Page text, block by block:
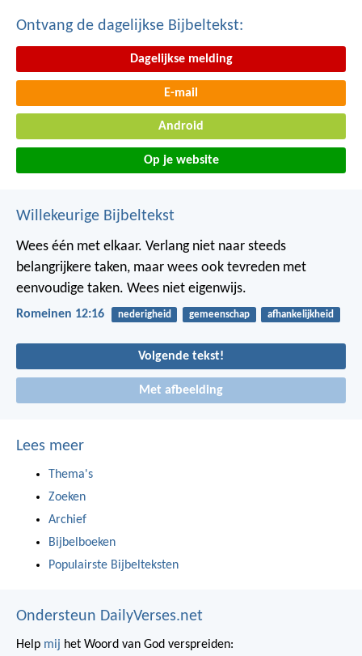
Ontvang de dagelijkse Bijbeltekst:
Dagelijkse melding
E-mail
Android
Op je website
Willekeurige Bijbeltekst
Wees één met elkaar. Verlang niet naar steeds
belangrijkere taken, maar wees ook tevreden met
eenvoudige taken. Wees niet eigenwijs.
Romeinen 12:16 nederigheid gemeenschap afhankelijkheid
Volgende tekst!
Met afbeelding
Lees meer
Thema's
Zoeken
Archief
Bijbelboeken
Populairste Bijbelteksten
Ondersteun DailyVerses.net
Help mij het Woord van God verspreiden: